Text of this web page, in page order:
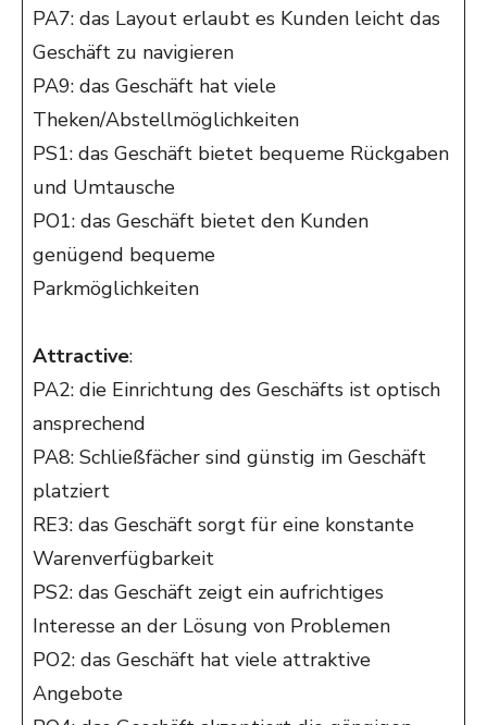
PA7: das Layout erlaubt es Kunden leicht das
Geschäft zu navigieren
PA9: das Geschäft hat viele
Theken/Abstellmöglichkeiten
PS1: das Geschäft bietet bequeme Rückgaben
und Umtausche
PO1: das Geschäft bietet den Kunden
genügend bequeme
Parkmöglichkeiten
Attractive:
PA2: die Einrichtung des Geschäfts ist optisch
ansprechend
PA8: Schließfächer sind günstig im Geschäft
platziert
RE3: das Geschäft sorgt für eine konstante
Warenverfügbarkeit
PS2: das Geschäft zeigt ein aufrichtiges
Interesse an der Lösung von Problemen
PO2: das Geschäft hat viele attraktive
Angebote